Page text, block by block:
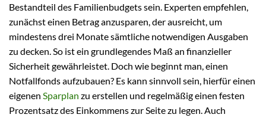
Bestandteil des Familienbudgets sein. Experten empfehlen,
zunächst einen Betrag anzusparen, der ausreicht, um
mindestens drei Monate sämtliche notwendigen Ausgaben
zu decken. So ist ein grundlegendes Maß an finanzieller
Sicherheit gewährleistet. Doch wie beginnt man, einen
Notfallfonds aufzubauen? Es kann sinnvoll sein, hierfür einen
eigenen Sparplan zu erstellen und regelmäßig einen festen
Prozentsatz des Einkommens zur Seite zu legen. Auch